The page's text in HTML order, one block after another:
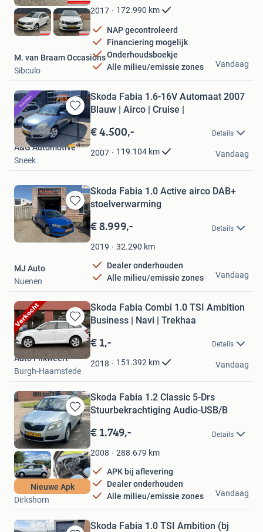
Favorieten2017 172.990 km
NAP gecontroleerd
Financiering mogelijk
Onderhoudsboekje
Alle milieu/emissie zones
M. van Braam Occasions
Sibculo
Vandaag
Bewaren
in
Mijn
Favorieten
Skoda Fabia 1.6-16V Automaat 2007
Blauw | Airco | Cruise |
€ 4.500,- Details
2007 119.104 km
A&G Automotive
Sneek
Vandaag
Bewaren
in
Mijn
Favorieten
Skoda Fabia 1.0 Active airco DAB+
stoelverwarming
€ 8.999,- Details
2019 32.290 km
Dealer onderhouden
Alle milieu/emissie zones
MJ Auto
Nuenen
Vandaag
Bewaren
in
Mijn
Favorieten
Skoda Fabia Combi 1.0 TSI Ambition
Business | Navi | Trekhaa
€ 1,- Details
2018 151.392 km
Auto Flikweert
Burgh-Haamstede
Vandaag
Bewaren
in
Mijn
Favorieten
Nieuwe Apk
Skoda Fabia 1.2 Classic 5-Drs
Stuurbekrachtiging Audio-USB/B
€ 1.749,- Details
2008 288.679 km
APK bij aflevering
Dealer onderhouden
Alle milieu/emissie zones
AVO Auto's B.V
Dirkshorn
Vandaag
Skoda Fabia 1.0 TSI Ambition (bj